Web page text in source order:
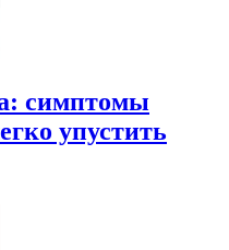
симптомы
упустить